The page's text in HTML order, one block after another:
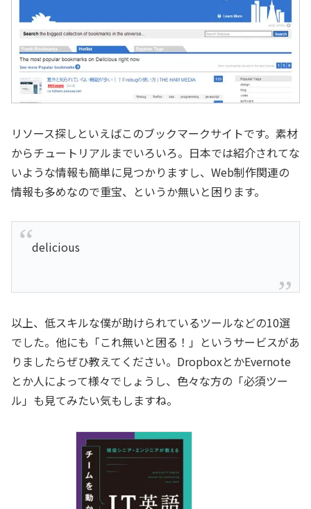
リソース探しといえばこのブックマークサイトです。素材
からチュートリアルまでいろいろ。日本では紹介されてな
いような情報も簡単に見つかりますし、Web制作関連の
情報も多めなので重宝、というか無いと困ります。
delicious
以上、低スキルな僕が助けられているツールなどの10選
でした。他にも「これ無いと困る！」というサービスがあ
りましたらぜひ教えてください。DropboxとかEvernote
とか人によって様々でしょうし、色々な方の「必須ツー
ル」も見てみたい気もしますね。